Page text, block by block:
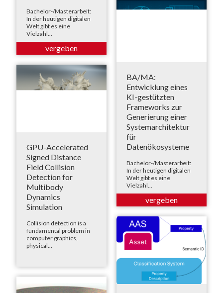
Bachelor-/Masterarbeit:
In der heutigen digitalen
Welt gibt es eine
Vielzahl...
BA/MA:
Entwicklung eines
KI-gestützten
Frameworks zur
Generierung einer
Systemarchitektur
für
Datenökosysteme
Bachelor-/Masterarbeit:
In der heutigen digitalen
Welt gibt es eine
Vielzahl...
GPU-Accelerated
Signed Distance
Field Collision
Detection for
Multibody
Dynamics
Simulation
Collision detection is a
fundamental problem in
computer graphics,
physical...